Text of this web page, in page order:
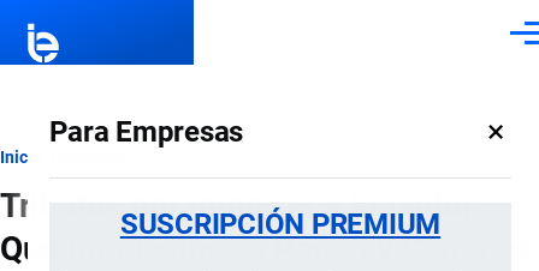
Para Empresas ×
SUSCRIPCIÓN PREMIUM
Ruta
de
navegación
Inicio
Tributos por Importar a Ecuador:
Qué Impuestos se Pagan y Cómo se